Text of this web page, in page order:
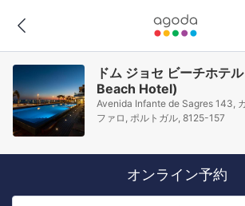
ドム ジョセ ビーチホテ
Beach Hotel)
Avenida Infante de Sagres 143,
ファロ, ポルトガル, 8125-157
オンライン予約